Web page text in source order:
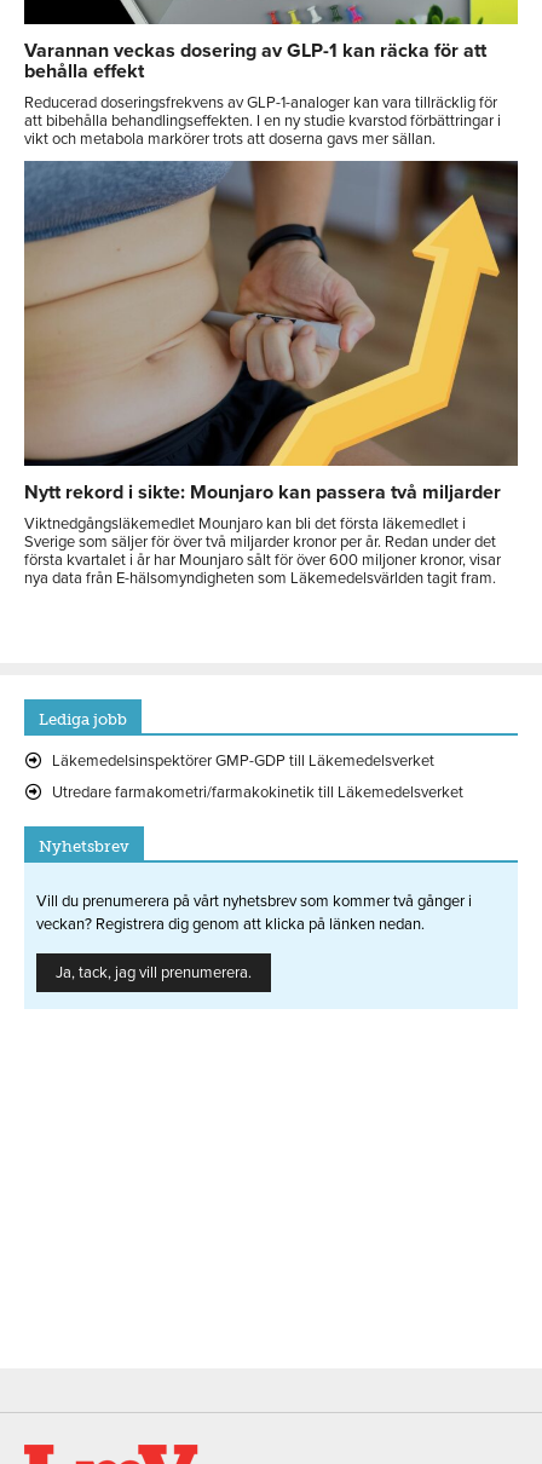
Varannan veckas dosering av GLP-1 kan räcka för att
behålla effekt
Reducerad doseringsfrekvens av GLP-1-analoger kan vara tillräcklig för
att bibehålla behandlingseffekten. I en ny studie kvarstod förbättringar i
vikt och metabola markörer trots att doserna gavs mer sällan.
Nytt rekord i sikte: Mounjaro kan passera två miljarder
Viktnedgångsläkemedlet Mounjaro kan bli det första läkemedlet i
Sverige som säljer för över två miljarder kronor per år. Redan under det
första kvartalet i år har Mounjaro sålt för över 600 miljoner kronor, visar
nya data från E-hälsomyndigheten som Läkemedelsvärlden tagit fram.
Lediga jobb
Läkemedelsinspektörer GMP-GDP till Läkemedelsverket
Utredare farmakometri/farmakokinetik till Läkemedelsverket
Nyhetsbrev
Vill du prenumerera på vårt nyhetsbrev som kommer två gånger i
veckan? Registrera dig genom att klicka på länken nedan.
Ja, tack, jag vill prenumerera.